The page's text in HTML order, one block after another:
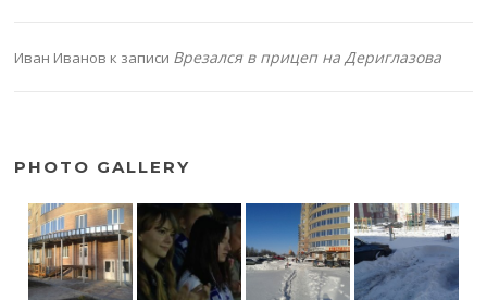
Иван Иванов к записи Врезался в прицеп на Дериглазова
PHOTO GALLERY